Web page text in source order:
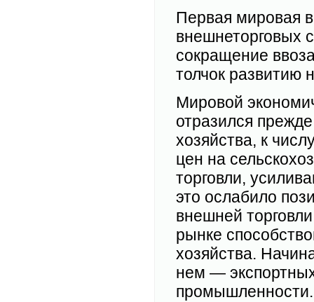
Первая мировая
внешнеторговых
сокращение
толчок развитию
Мировой
отразился
хозяйства, к
цен на
торговли,
это ослабило
внешней
рынке
хозяйства.
нем —
промышленности.